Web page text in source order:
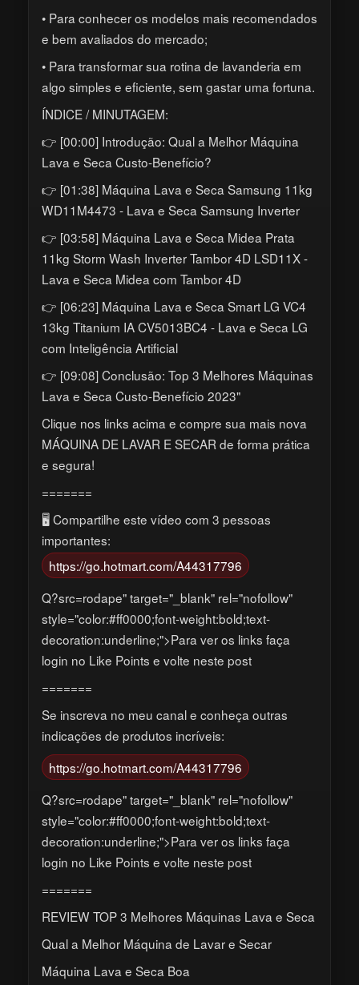
• Para conhecer os modelos mais recomendados
e bem avaliados do mercado;
• Para transformar sua rotina de lavanderia em
algo simples e eficiente, sem gastar uma fortuna.
ÍNDICE / MINUTAGEM:
👉 [00:00] Introdução: Qual a Melhor Máquina
Lava e Seca Custo-Benefício?
👉 [01:38] Máquina Lava e Seca Samsung 11kg
WD11M4473 - Lava e Seca Samsung Inverter
👉 [03:58] Máquina Lava e Seca Midea Prata
11kg Storm Wash Inverter Tambor 4D LSD11X -
Lava e Seca Midea com Tambor 4D
👉 [06:23] Máquina Lava e Seca Smart LG VC4
13kg Titanium IA CV5013BC4 - Lava e Seca LG
com Inteligência Artificial
👉 [09:08] Conclusão: Top 3 Melhores Máquinas
Lava e Seca Custo-Benefício 2023"
Clique nos links acima e compre sua mais nova
MÁQUINA DE LAVAR E SECAR de forma prática
e segura!
=======
🖥️ Compartilhe este vídeo com 3 pessoas
importantes:
https://go.hotmart.com/A44317796
Q?src=rodape" target="_blank" rel="nofollow"
style="color:#ff0000;font-weight:bold;text-
decoration:underline;">Para ver os links faça
login no Like Points e volte neste post
=======
Se inscreva no meu canal e conheça outras
indicações de produtos incríveis:
https://go.hotmart.com/A44317796
Q?src=rodape" target="_blank" rel="nofollow"
style="color:#ff0000;font-weight:bold;text-
decoration:underline;">Para ver os links faça
login no Like Points e volte neste post
=======
REVIEW TOP 3 Melhores Máquinas Lava e Seca
Qual a Melhor Máquina de Lavar e Secar
Máquina Lava e Seca Boa